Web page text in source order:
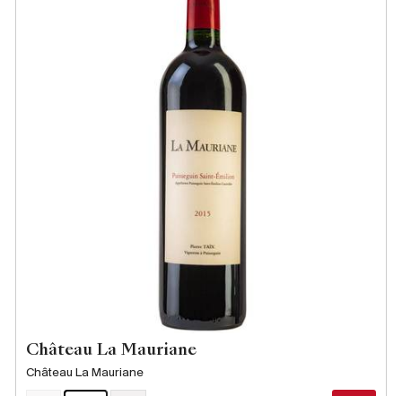
Château La Mauriane
Château La Mauriane